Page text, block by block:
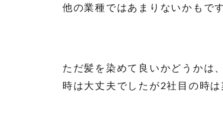
他の業種ではあまりないかもです
ただ髪を染めて良いかどうかは
時は大丈夫でしたが2社目の時